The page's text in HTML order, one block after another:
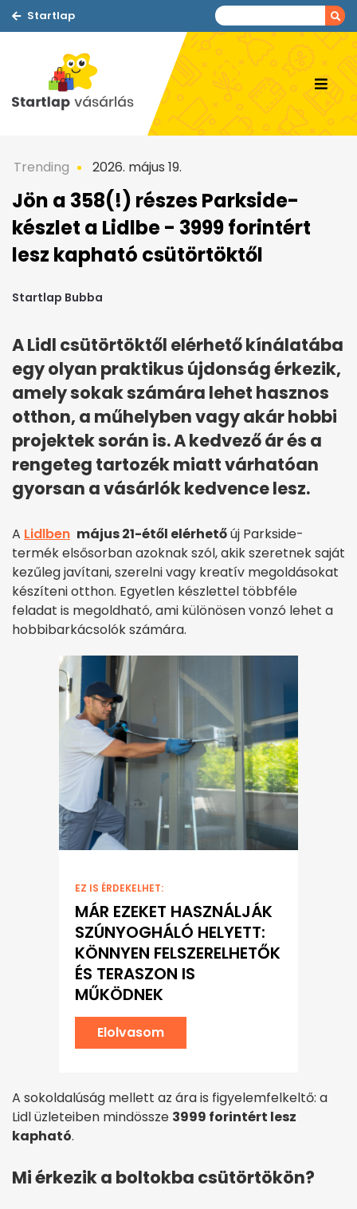
Startlap
Trending 2026. május 19.
Jön a 358(!) részes Parkside-
készlet a Lidlbe - 3999 forintért
lesz kapható csütörtöktől
Startlap Bubba
A Lidl csütörtöktől elérhető kínálatába
egy olyan praktikus újdonság érkezik,
amely sokak számára lehet hasznos
otthon, a műhelyben vagy akár hobbi
projektek során is. A kedvező ár és a
rengeteg tartozék miatt várhatóan
gyorsan a vásárlók kedvence lesz.
A Lidlben május 21-étől elérhetőúj Parkside-
termék elsősorban azoknak szól, akik szeretnek saját
kezűleg javítani, szerelni vagy kreatív megoldásokat
készíteni otthon. Egyetlen készlettel többféle
feladat is megoldható, ami különösen vonzó lehet a
hobbibarkácsolók számára.
EZ IS ÉRDEKELHET:
MÁR EZEKET HASZNÁLJÁK
SZÚNYOGHÁLÓ HELYETT:
KÖNNYEN FELSZERELHETŐK
ÉS TERASZON IS
MŰKÖDNEK
Elolvasom
A sokoldalúság mellett az ára is figyelemfelkeltő: a
Lidl üzleteiben mindössze 3999 forintért lesz
kapható.
Mi érkezik a boltokba csütörtökön?